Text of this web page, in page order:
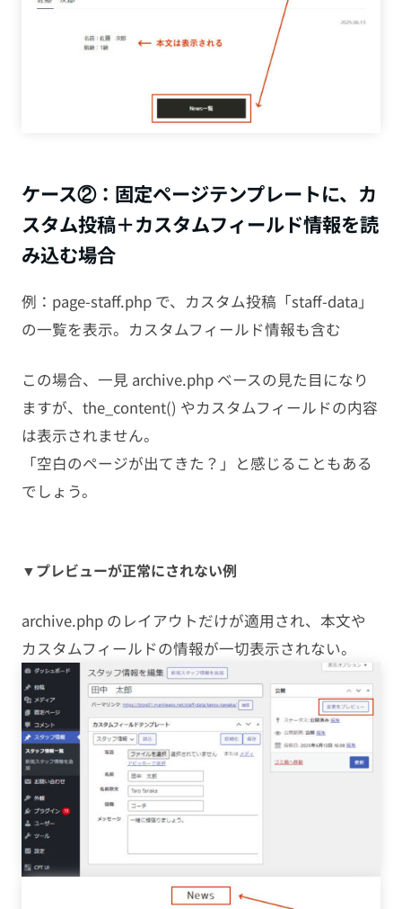
ケース②：固定ページテンプレートに、カ
スタム投稿＋カスタムフィールド情報を読
み込む場合
例：page-staff.php で、カスタム投稿「staff-data」
の一覧を表示。カスタムフィールド情報も含む
この場合、一見 archive.php ベースの見た目になり
ますが、the_content() やカスタムフィールドの内容
は表示されません。
「空白のページが出てきた？」と感じることもある
でしょう。
▼プレビューが正常にされない例
archive.php のレイアウトだけが適用され、本文や
カスタムフィールドの情報が一切表示されない。